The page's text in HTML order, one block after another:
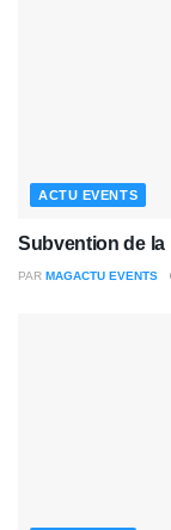
ACTU EVENTS
Subvention de
PAR MAGACTU EVENTS